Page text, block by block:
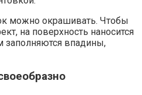
можно окрашивать. Чтобы
на поверхность наносится
заполняются впадины,